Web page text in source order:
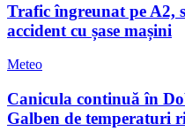
Trafic îngreunat pe A2,
accident cu șase mașini
Meteo
Canicula continuă în
Galben de temperaturi